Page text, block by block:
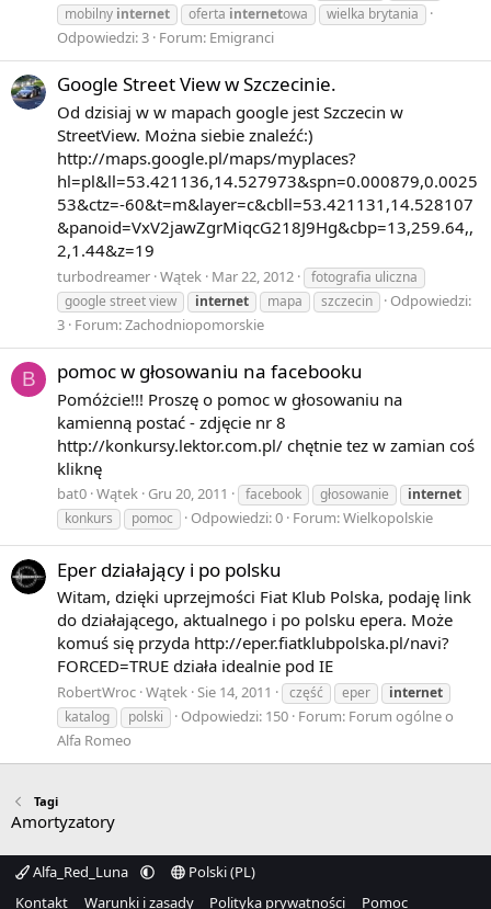
mobilny internet oferta internetowa wielka brytania
Odpowiedzi: 3 Forum: Emigranci
Google Street View w Szczecinie.
Od dzisiaj w w mapach google jest Szczecin w
StreetView. Można siebie znaleźć:)
http://maps.google.pl/maps/myplaces?
hl=pl&ll=53.421136,14.527973&spn=0.000879,0.0025
53&ctz=-60&t=m&layer=c&cbll=53.421131,14.528107
&panoid=VxV2jawZgrMiqcG218J9Hg&cbp=13,259.64,,
2,1.44&z=19
turbodreamer Wątek Mar 22, 2012
fotografia uliczna
google street view
internet mapa szczecin
Odpowiedzi:
3 Forum:Zachodniopomorskie
B pomoc w głosowaniu na facebooku
Pomóżcie!!! Proszę o pomoc w głosowaniu na
kamienną postać - zdjęcie nr 8
http://konkursy.lektor.com.pl/ chętnie tez w zamian coś
kliknę
bat0 Wątek Gru 20, 2011 facebook głosowanie
internet
konkurs
pomoc Odpowiedzi: 0 Forum:Wielkopolskie
Eper działający i po polsku
Witam, dzięki uprzejmości Fiat Klub Polska, podaję link
do działającego, aktualnego i po polsku epera. Może
komuś się przyda http://eper.fiatklubpolska.pl/navi?
FORCED=TRUE działa idealnie pod IE
RobertWroc Wątek Sie 14, 2011 część eper
internet
katalog
polski Odpowiedzi: 150 Forum: Forum ogólne o
Alfa Romeo
Tagi
Amortyzatory
Alfa_Red_Luna
Polski (PL)
Kontakt
Warunki i zasady Polityka prywatności Pomoc